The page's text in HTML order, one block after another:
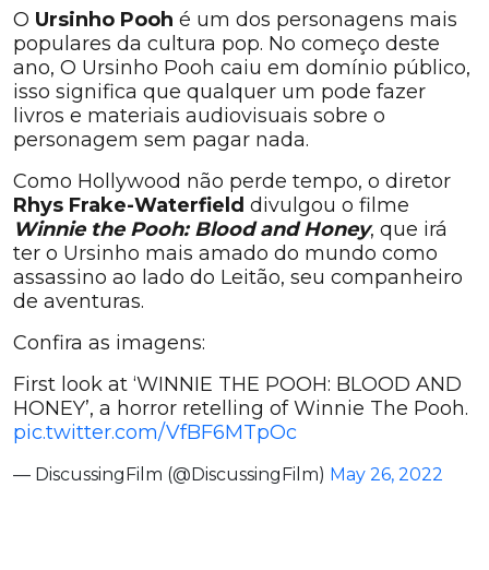
O Ursinho Pooh é um dos personagens mais
populares da cultura pop. No começo deste
ano, O Ursinho Pooh caiu em domínio público,
isso significa que qualquer um pode fazer
livros e materiais audiovisuais sobre o
personagem sem pagar nada.
Como Hollywood não perde tempo, o diretor
Rhys Frake-Waterfield divulgou o filme
Winnie the Pooh: Blood and Honey, que irá
ter o Ursinho mais amado do mundo como
assassino ao lado do Leitão, seu companheiro
de aventuras.
Confira as imagens:
First look at ‘WINNIE THE POOH: BLOOD AND
HONEY’, a horror retelling of Winnie The Pooh.
pic.twitter.com/VfBF6MTpOc
— DiscussingFilm (@DiscussingFilm) May 26, 2022